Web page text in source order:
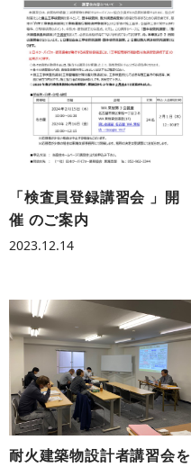
「検査員登録講習会 」開
催 のご案内
2023.12.14
耐火建築物設計者講習会を